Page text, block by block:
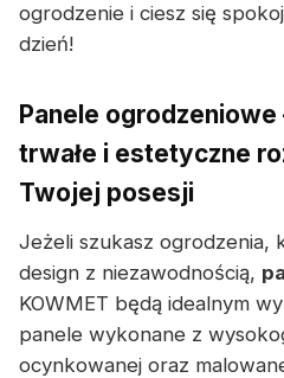
ogrodzenie i ciesz się
dzień!
Panele
trwałe i estetyczne
Twojej posesji
Jeżeli szukasz ogrodzenia,
design z niezawodnością,
KOWMET będą idealnym
panele wykonane z
ocynkowanej oraz